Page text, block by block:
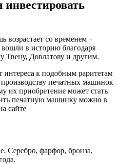
со временем –
в историю благодаря
Твену, Довлатову и другим.
к подобным раритетам
печатных машинок
их приобретение может стать
печатную машинку можно в
сайте
Серебро, фарфор, бронза,